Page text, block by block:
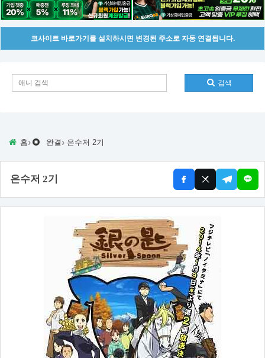
코사이트 바로가기를 설치하시면 변경된 주소로 자동 연결됩니다.
검색
홈› 완결 › 은수저 2기
은수저 2기